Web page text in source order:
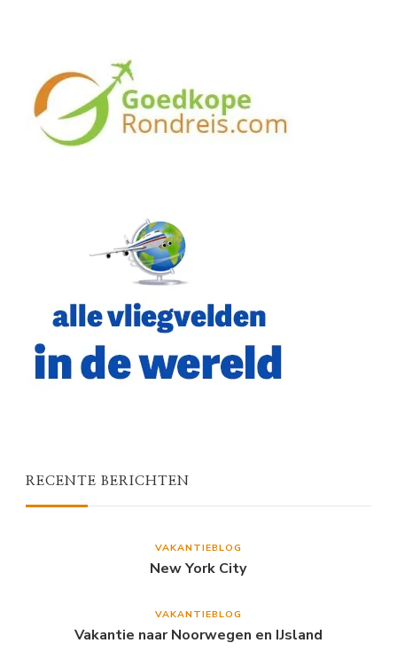
RECENTE BERICHTEN
VAKANTIEBLOG
New York City
VAKANTIEBLOG
Vakantie naar Noorwegen en IJsland